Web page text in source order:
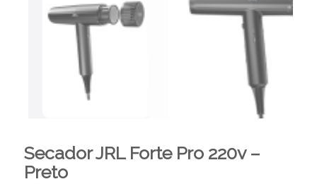
Secador JRL Forte Pro 220v –
Preto